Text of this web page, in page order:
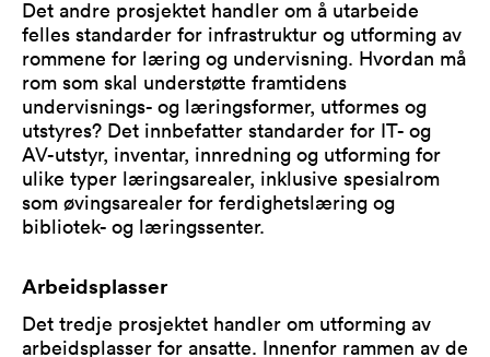
Det andre prosjektet handler om å utarbeide
felles standarder for infrastruktur og utforming av
rommene for læring og undervisning. Hvordan må
rom som skal understøtte framtidens
undervisnings- og læringsformer, utformes og
utstyres? Det innbefatter standarder for IT- og
AV-utstyr, inventar, innredning og utforming for
ulike typer læringsarealer, inklusive spesialrom
som øvingsarealer for ferdighetslæring og
bibliotek- og læringssenter.
Arbeidsplasser
Det tredje prosjektet handler om utforming av
arbeidsplasser for ansatte. Innenfor rammen av de